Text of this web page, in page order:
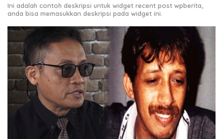
Ini adalah contoh deskripsi untuk widget recent post wpberita,
anda bisa memasukkan deskripsi pada widget ini.